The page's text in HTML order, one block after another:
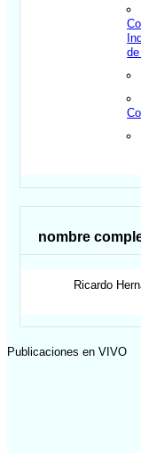
nombre
Ricardo
Publicaciones en VIVO